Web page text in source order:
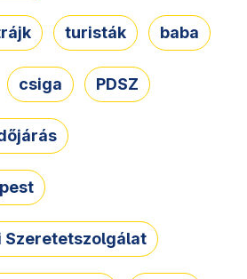
turisták baba
csiga PDSZ
Szeretetszolgálat